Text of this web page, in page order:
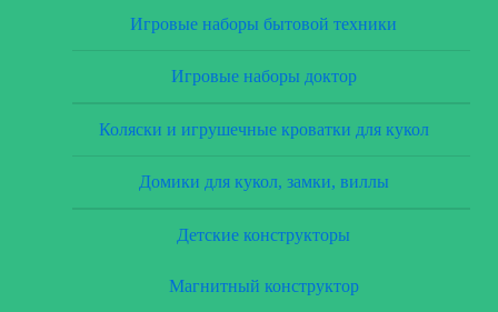
Игровые наборы бытовой техники
Игровые наборы доктор
Коляски и игрушечные кроватки для кукол
Домики для кукол, замки, виллы
Детские конструкторы
Магнитный конструктор